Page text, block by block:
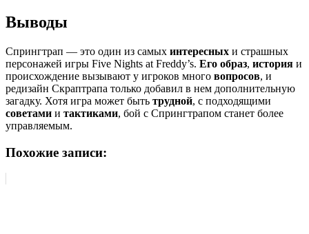
Выводы
Спрингтрап — это один из самых интересных и страшных
персонажей игры Five Nights at Freddy’s. Его образ, история и
происхождение вызывают у игроков много вопросов, и
редизайн Скраптрапа только добавил в нем дополнительную
загадку. Хотя игра может быть трудной, с подходящими
советами и тактиками, бой с Спрингтрапом станет более
управляемым.
Похожие записи: